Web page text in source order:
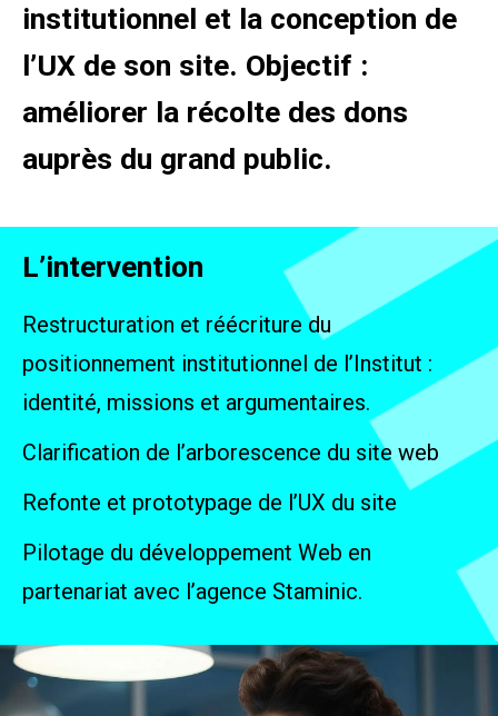
institutionnel et la conception de
l’UX de son site. Objectif :
améliorer la récolte des dons
auprès du grand public.
L’intervention
Restructuration et réécriture du
positionnement institutionnel de l’Institut :
identité, missions et argumentaires.
Clarification de l’arborescence du site web
Refonte et prototypage de l’UX du site
Pilotage du développement Web en
partenariat avec l’agence Staminic.